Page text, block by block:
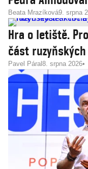
Beata Mrazíková9. srpna
Hra o letiště.
část
Pavel Páral 8. srpna 2026